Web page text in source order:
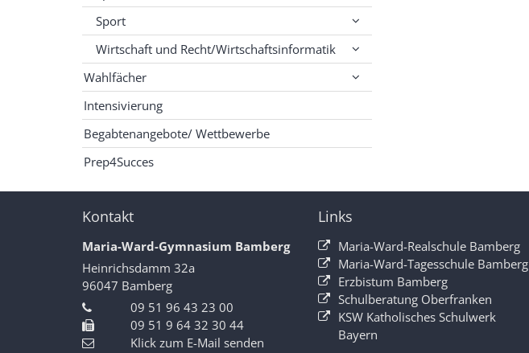
Sport
Wirtschaft und Recht/Wirtschaftsinformatik
Wahlfächer
Intensivierung
Begabtenangebote/ Wettbewerbe
Prep4Succes
Kontakt
Maria-Ward-Gymnasium Bamberg
Heinrichsdamm 32a
96047 Bamberg
09 51 96 43 23 00
09 51 9 64 32 30 44
Klick zum E-Mail senden
Links
Maria-Ward-Realschule Bamberg
Maria-Ward-Tagesschule Bamberg
Erzbistum Bamberg
Schulberatung Oberfranken
KSW Katholisches Schulwerk
Bayern